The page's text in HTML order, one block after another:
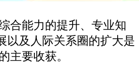
合能力的提升、专业知
以及人际关系圈的扩大是
主要收获。